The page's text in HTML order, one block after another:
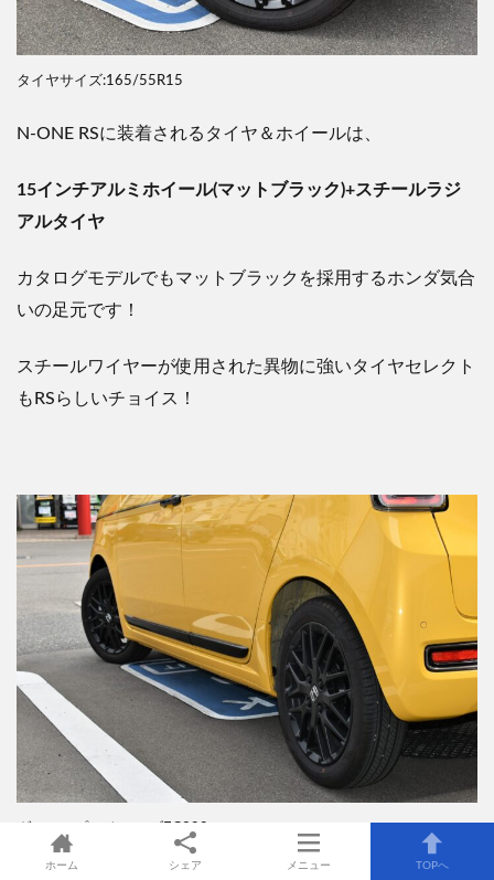
タイヤサイズ:165/55R15
N-ONE RSに装着されるタイヤ＆ホイールは、
15インチアルミホイール(マットブラック)+スチールラジ
アルタイヤ
カタログモデルでもマットブラックを採用するホンダ気合
いの足元です！
スチールワイヤーが使用された異物に強いタイヤセレクト
も RSらしいチョイス！
ダンロップ エナセーブEC300
ホーム シェア メニュー TOPへ